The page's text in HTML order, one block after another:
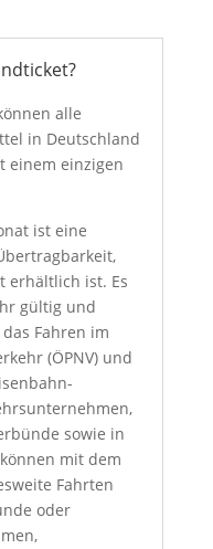
alle
in Deutschland
einem einzigen
ist eine
erhältlich ist. Es
gültig und
Fahren im
(ÖPNV) und
sowie in
mit dem
Fahrten
oder